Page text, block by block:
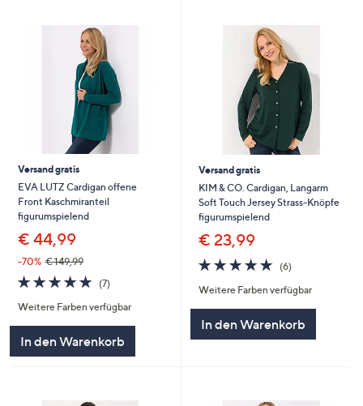
Versand gratis
EVA LUTZ Cardigan offene
Front Kaschmiranteil
figurumspielend
€ 44,99
-70% € 149,99
4.7
von
5
(7)7
Weitere Farben verfügbar
In den Warenkorb
Versand gratis
KIM & CO. Cardigan, Langarm
Soft Touch Jersey Strass-Knöpfe
figurumspielend
€ 23,99
4.7
von
5
(6)6
Weitere Farben verfügbar
In den Warenkorb